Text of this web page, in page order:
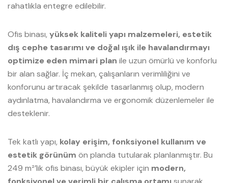
rahatlıkla entegre edilebilir.
Ofis binası, yüksek kaliteli yapı malzemeleri, estetik
dış cephe tasarımı ve doğal ışık ile havalandırmayı
optimize eden mimari plan ile uzun ömürlü ve konforlu
bir alan sağlar. İç mekan, çalışanların verimliliğini ve
konforunu artıracak şekilde tasarlanmış olup, modern
aydınlatma, havalandırma ve ergonomik düzenlemeler ile
desteklenir.
Tek katlı yapı, kolay erişim, fonksiyonel kullanım ve
estetik görünüm ön planda tutularak planlanmıştır. Bu
249 m²’lik ofis binası, büyük ekipler için modern,